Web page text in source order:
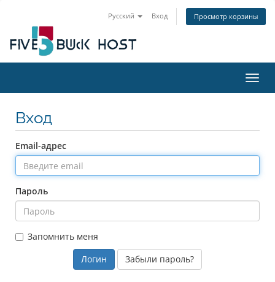
Русский Вход Просмотр корзины
Вход
Email-адрес
Пароль
Запомнить меня
Забыли пароль?